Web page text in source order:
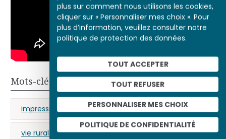
plus sur comment nous utilisons les cookies,
cliquer sur « Personnaliser mes choix ». Pour
plus d’information, veuillez consulter notre
politique de protection des données.
TOUT ACCEPTER
TOUT REFUSER
PERSONNALISER MES CHOIX
POLITIQUE DE CONFIDENTIALITÉ
Mots-clés
impressionnisme États-Unis d’Amérique
vie rurale campagne